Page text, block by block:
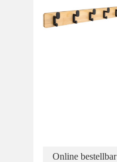
Online bestellbar